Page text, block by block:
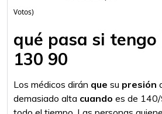
Votos)
qué pasa si
130 90
Los médicos dirán que su presión
demasiado alta cuando es de 140/